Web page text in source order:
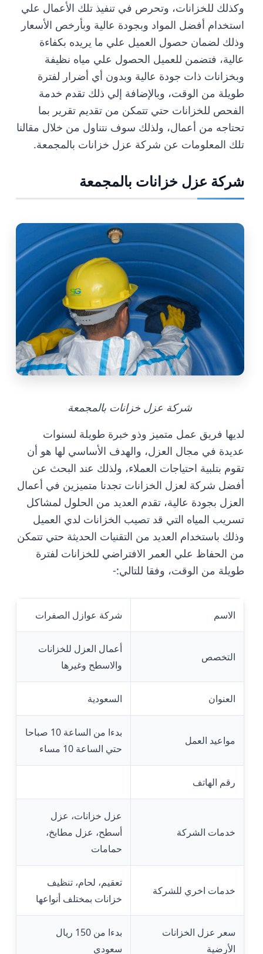
وكذلك للخزانات، وتحرص في تنفيذ تلك الأعمال علي
استخدام أفضل المواد وبجودة عالية وبأرخص الأسعار
وذلك لضمان حصول العميل علي ما يريده بكفاءة
عالية، فتضمن للعميل الحصول علي مياه نظيفة
وبخزانات ذات جودة عالية وبدون أي أضرار لفترة
طويلة من الوقت، وبالإضافة إلي ذلك تقدم خدمة
الفحص للخزانات حتي تتمكن من تقديم تقرير بما
تحتاجه من أعمال، ولذلك سوف نتناول من خلال مقالنا
تلك المعلومات عن شركة عزل خزانات بالمجمعة.
شركة عزل خزانات بالمجمعة
شركة عزل خزانات بالمجمعة
لديها فريق عمل متميز وذو خبرة طويلة لسنوات
عديدة في مجال العزل، والهدف الأساسي لها هو أن
تقوم بتلبية احتياجات العملاء، ولذلك عند البحث عن
أفضل شركة لعزل الخزانات تجدنا متميزين في أعمال
العزل بجودة عالية، تقدم العديد من الحلول لمشاكل
تسريب المياه التي قد تصيب الخزانات لدي العميل
وذلك باستخدام العديد من التقنيات الحديثة حتي تتمكن
من الحفاظ علي العمر الافتراضي للخزانات لفترة
طويلة من الوقت، وفقا للتالي:-
الاسم شركة عوازل الصفرات
التخصص
أعمال العزل للخزانات
والاسطح وغيرها
العنوان السعودية
مواعيد العمل
بدءا من الساعة 10 صباحا
حتي الساعة 10 مساء
رقم الهاتف
خدمات الشركة
عزل خزانات، عزل
أسطح، عزل مطابخ،
حمامات
خدمات اخري للشركة
تعقيم، لحام، تنظيف
خزانات بمختلف أنواعها
سعر عزل الخزانات
الأرضية
بدءا من 150 ريال
سعودي